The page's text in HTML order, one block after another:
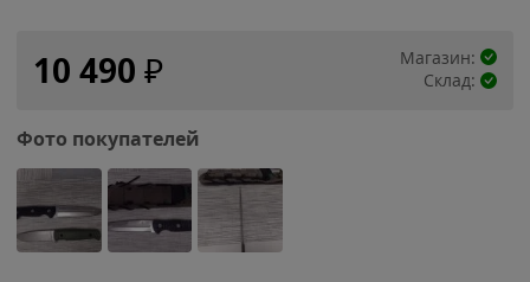
10 490 ₽
Магазин:
Склад:
Фото покупателей